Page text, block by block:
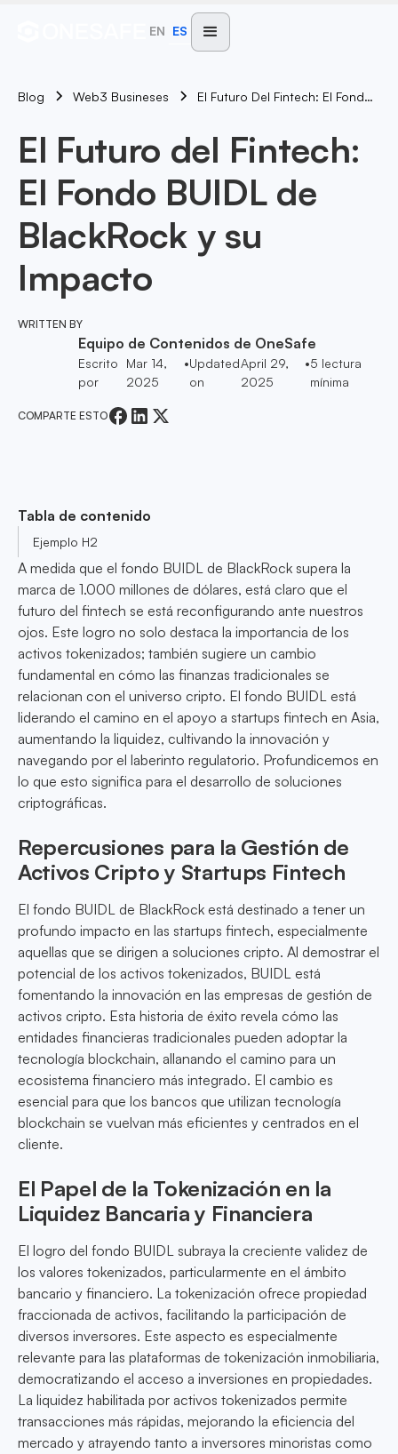
EN ES
Blog Web3 Busineses El Futuro Del Fintech: El Fondo BUIDL De BlackRock Y Su Impacto
El Futuro del Fintech:
El Fondo BUIDL de
BlackRock y su
Impacto
WRITTEN BY
Equipo de Contenidos de OneSafe
Escrito
por
Mar 14,
2025
•Updated
on
April 29,
2025
•5 lectura
mínima
COMPARTE ESTO
Tabla de contenido
Ejemplo H2
A medida que el fondo BUIDL de BlackRock supera la
marca de 1.000 millones de dólares, está claro que el
futuro del fintech se está reconfigurando ante nuestros
ojos. Este logro no solo destaca la importancia de los
activos tokenizados; también sugiere un cambio
fundamental en cómo las finanzas tradicionales se
relacionan con el universo cripto. El fondo BUIDL está
liderando el camino en el apoyo a startups fintech en Asia,
aumentando la liquidez, cultivando la innovación y
navegando por el laberinto regulatorio. Profundicemos en
lo que esto significa para el desarrollo de soluciones
criptográficas.
Repercusiones para la Gestión de
Activos Cripto y Startups Fintech
El fondo BUIDL de BlackRock está destinado a tener un
profundo impacto en las startups fintech, especialmente
aquellas que se dirigen a soluciones cripto. Al demostrar el
potencial de los activos tokenizados, BUIDL está
fomentando la innovación en las empresas de gestión de
activos cripto. Esta historia de éxito revela cómo las
entidades financieras tradicionales pueden adoptar la
tecnología blockchain, allanando el camino para un
ecosistema financiero más integrado. El cambio es
esencial para que los bancos que utilizan tecnología
blockchain se vuelvan más eficientes y centrados en el
cliente.
El Papel de la Tokenización en la
Liquidez Bancaria y Financiera
El logro del fondo BUIDL subraya la creciente validez de
los valores tokenizados, particularmente en el ámbito
bancario y financiero. La tokenización ofrece propiedad
fraccionada de activos, facilitando la participación de
diversos inversores. Este aspecto es especialmente
relevante para las plataformas de tokenización inmobiliaria,
democratizando el acceso a inversiones en propiedades.
La liquidez habilitada por activos tokenizados permite
transacciones más rápidas, mejorando la eficiencia del
mercado y atrayendo tanto a inversores minoristas como